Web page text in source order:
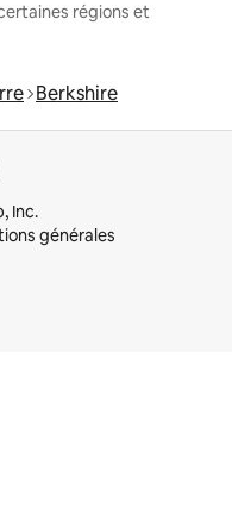
régions et
Berkshire
Inc.
générales